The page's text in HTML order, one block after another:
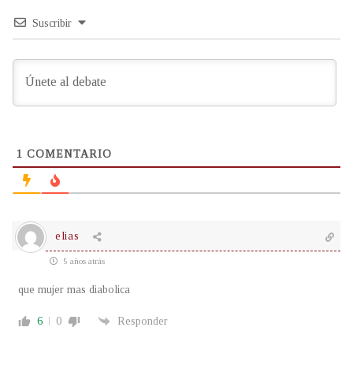
Suscribir
1 COMENTARIO
elias
5 años atrás
que mujer mas diabolica
6 0 Responder